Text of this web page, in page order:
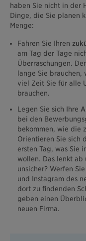
haben Sie nicht in der
Dinge, die Sie planen
Menge:
Fahren Sie Ihren
am Tag der Tage
Überraschungen.
lange Sie brauchen,
viel Zeit Sie für alle
brauchen.
Legen Sie sich Ihre
bei den
bekommen, wie die
Orientieren Sie sich
ersten Tag, was Sie
wollen. Das lenkt
unsicher? Werfen
und Instagram des
dort zu findenden
geben einen
neuen Firma.